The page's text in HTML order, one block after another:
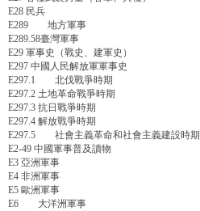
E28 民兵
E289 地方軍事
E289.58臺灣軍事
E29 軍事史（戰史、建軍史）
E297 中國人民解放軍軍事史
E297.1 北伐戰爭時期
E297.2 土地革命戰爭時期
E297.3 抗日戰爭時期
E297.4 解放戰爭時期
E297.5 社會主義革命和社會主義建設時期
E2-49 中國軍事普及讀物
E3 亞洲軍事
E4 非洲軍事
E5 歐洲軍事
E6 大洋洲軍事